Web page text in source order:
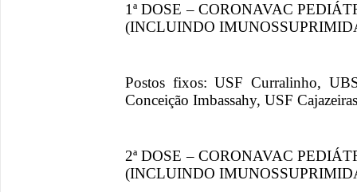
1ª DOSE – CORONAVAC
(INCLUINDO
Postos fixos: USF Curralinho,
Conceição Imbassahy, USF
2ª DOSE – CORONAVAC
(INCLUINDO